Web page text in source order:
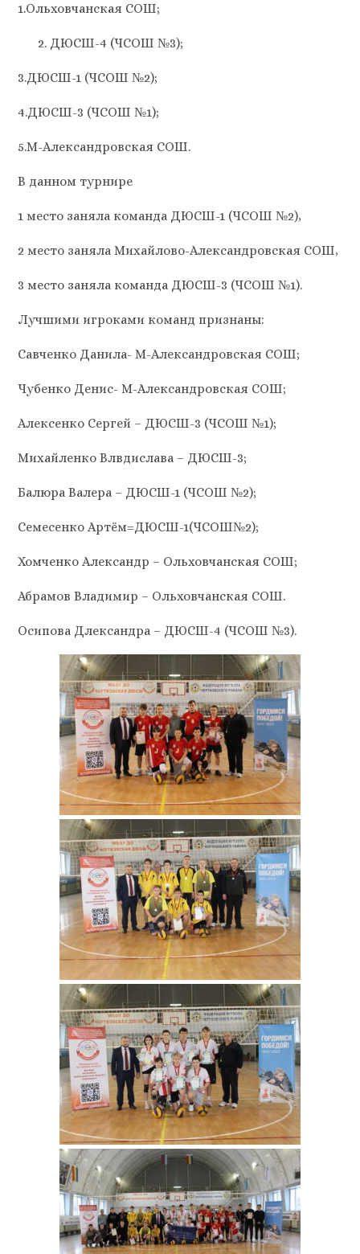
1.Ольховчанская СОШ;
ДЮСШ-4 (ЧСОШ №3);
3.ДЮСШ-1 (ЧСОШ №2);
4.ДЮСШ-3 (ЧСОШ №1);
5.М-Александровская СОШ.
В данном турнире
1 место заняла команда ДЮСШ-1 (ЧСОШ №2),
2 место заняла Михайлово-Александровская СОШ,
3 место заняла команда ДЮСШ-3 (ЧСОШ №1).
Лучшими игроками команд признаны:
Савченко Данила- М-Александровская СОШ;
Чубенко Денис- М-Александровская СОШ;
Алексенко Сергей – ДЮСШ-3 (ЧСОШ №1);
Михайленко Влвдислава – ДЮСШ-3;
Балюра Валера – ДЮСШ-1 (ЧСОШ №2);
Семесенко Артём=ДЮСШ-1(ЧСОШ№2);
Хомченко Александр – Ольховчанская СОШ;
Абрамов Владимир – Ольховчанская СОШ.
Осипова Длександра – ДЮСШ-4 (ЧСОШ №3).